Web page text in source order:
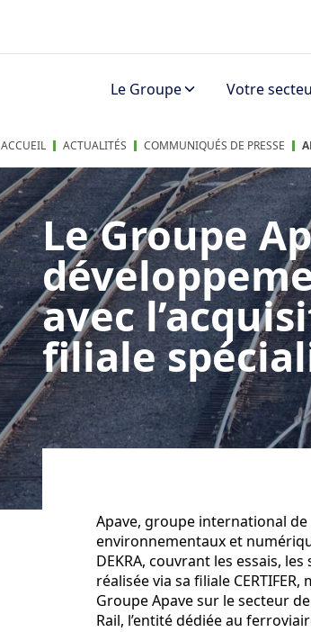
Le Groupe Votre
ACCUEIL ACTUALITÉS COMMUNIQUÉS DE PRESSE
Le Groupe
avec
filiale
Apave, groupe international
environnementaux et
DEKRA, couvrant les essais,
réalisée via sa filiale
Groupe Apave sur le secteur
Rail, l’entité dédiée au